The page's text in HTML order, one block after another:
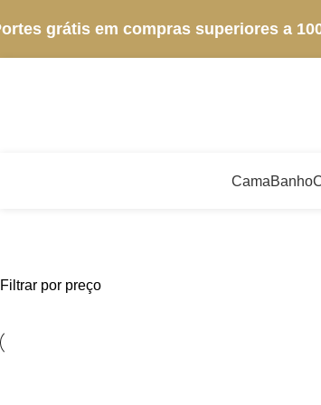
grátis em compras superiores a
CamaBanho
Filtrar por preço